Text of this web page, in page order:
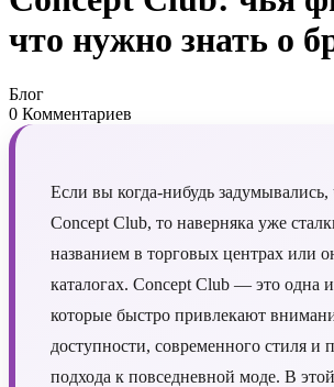
что нужно знать о
Блог
0 Комментариев
Если вы когда-нибудь задумывались,
Concept Club, то наверняка уже
названием в торговых центрах или
каталогах. Concept Club — это одна
которые быстро привлекают
доступности, современного стиля и
подхода к повседневной моде. В этой